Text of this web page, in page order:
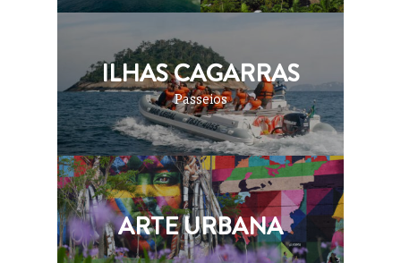
ILHAS CAGARRAS
Passeios
ARTE URBANA